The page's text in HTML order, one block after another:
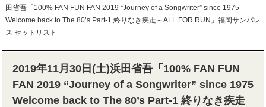
田省吾「100% FAN FUN FAN 2019 “Journey of a Songwriter” since 1975
Welcome back to The 80’s Part-1 終りなき疾走～ALL FOR RUN」福岡サンパレ
ス セットリスト
2019年11月30日(土)浜田省吾「100% FAN FUN
FAN 2019 “Journey of a Songwriter” since 1975
Welcome back to The 80’s Part-1 終りなき疾走